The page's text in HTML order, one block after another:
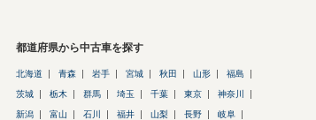
都道府県から中古車を探す
北海道 青森 岩手 宮城 秋田 山形 福島
茨城 栃木 群馬 埼玉 千葉 東京 神奈川
新潟 富山 石川 福井 山梨 長野 岐阜